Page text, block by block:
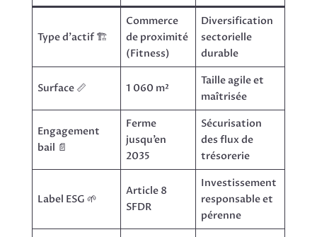
Type d’actif 🏗️
Commerce
de proximité
(Fitness)
Diversification
sectorielle
durable
Surface 📏 1 060 m²
Taille agile et
maîtrisée
Engagement
bail 📄
Ferme
jusqu’en
2035
Sécurisation
des flux de
trésorerie
Label ESG 🌱
Article 8
SFDR
Investissement
responsable et
pérenne